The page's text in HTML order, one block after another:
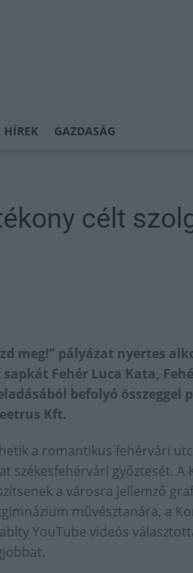
HÍREK GAZDASÁG
célt
meg!” pályázat nyertes
Fehér Luca Kata,
befolyó összeggel
Kft.
a romantikus fehérvári
székesfehérvári győztesét.
a városra jellemző
művésztanára, a
YouTube videós